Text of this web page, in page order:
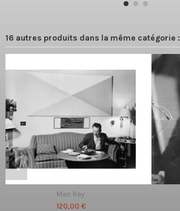
16 autres produits dans la même catégorie :
Man Ray
120,00 €